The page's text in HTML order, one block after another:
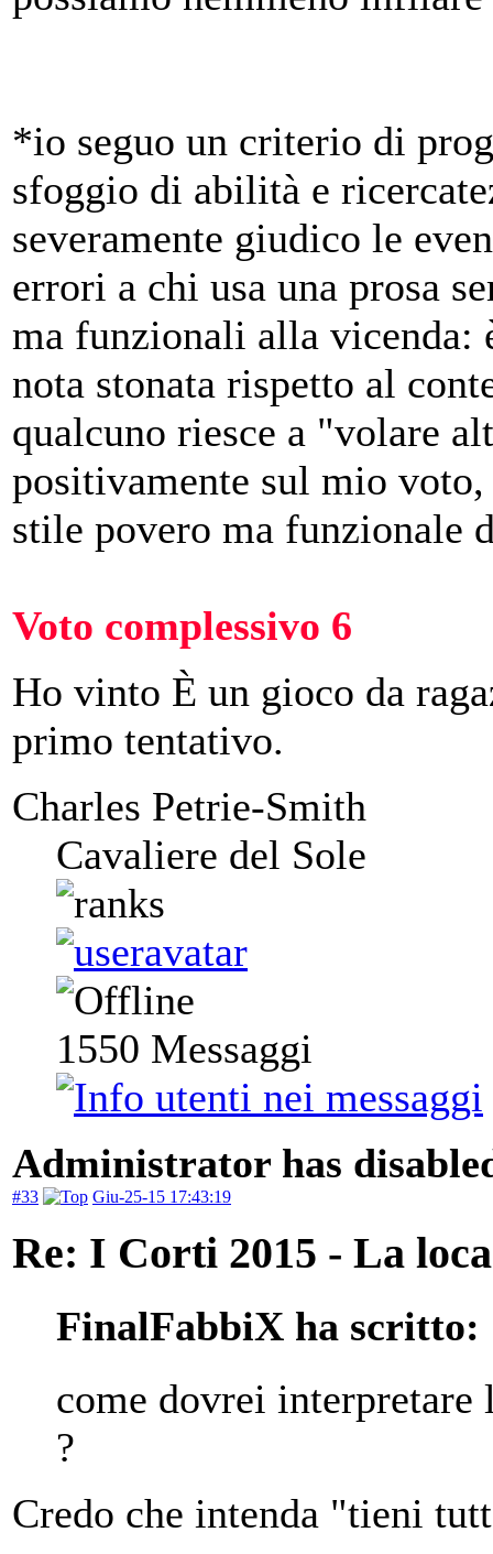
*io seguo un criterio di
sfoggio di abilità e
severamente giudico le
errori a chi usa una prosa
ma funzionali alla vicenda:
nota stonata rispetto al
qualcuno riesce a "volare
positivamente sul mio
stile povero ma funzionale
Voto complessivo 6
Ho vinto È un gioco da
primo tentativo.
Charles Petrie-Smith
Cavaliere del Sole
1550 Messaggi
Administrator has
#33 Giu-25-15 17:43:19
Re: I Corti 2015 - La
FinalFabbiX ha scritto:
come dovrei
?
Credo che intenda "tieni